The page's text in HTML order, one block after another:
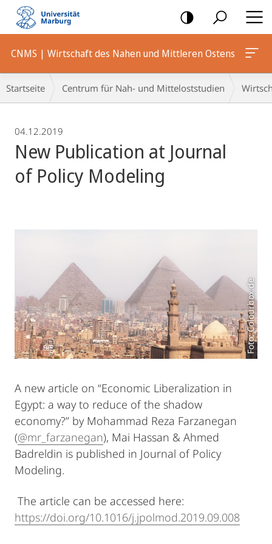
Mobile-
Navigation
CNMS | Wirtschaft des Nahen und Mittleren Ostens
Breadcrumb-
Navigation
Startseite Centrum für Nah- und Mitteloststudien
04.12.2019
New Publication at Journal
of Policy Modeling
Foto: Colourbox.de
A new article on “Economic Liberalization in
Egypt: a way to reduce of the shadow
economy?” by Mohammad Reza Farzanegan
(@mr_farzanegan), Mai Hassan & Ahmed
Badreldin is published in Journal of Policy
Modeling.
The article can be accessed here:
https://doi.org/10.1016/j.jpolmod.2019.09.008